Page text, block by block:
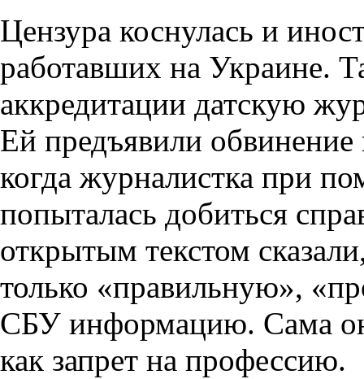
Цензура коснулась и
работавших на Украине.
аккредитации датскую
Ей предъявили
когда журналистка при
попыталась добиться
открытым текстом
только «правильную»,
СБУ информацию. Сама
как запрет на профессию.